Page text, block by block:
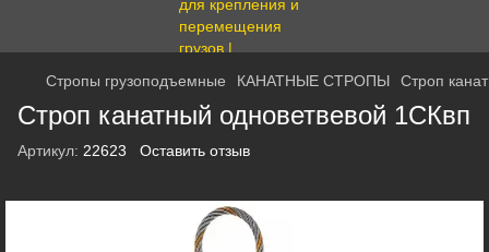
Стропы грузоподъемные КАНАТНЫЕ СТРОПЫ Строп
Строп канатный одноветвевой 1СКвп
Артикул: 22623 Оставить отзыв